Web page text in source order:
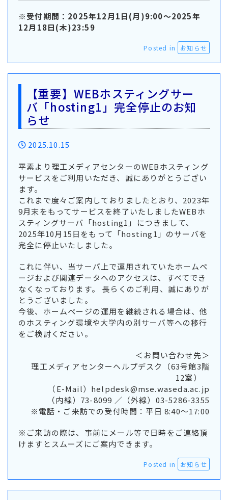
※受付期間：2025年12月1日(月)9:00～2025年
12月18日(木)23:59
Posted in お知らせ
【重要】WEBホスティングサー
バ「hosting1」完全停止のお知
らせ
2025.10.15
平素より理工メディアセンターのWEBホスティング
サービスをご利用いただき、誠にありがとうござい
ます。
これまで度々ご案内しておりましたとおり、2023年
9月末をもってサービスを終了いたしましたWEBホ
スティングサーバ「hosting1」につきまして、
2025年10月15日をもって「hosting1」のサーバを
完全に停止いたしました。
これに伴い、当サーバ上で運用されていたホームペ
ージおよび関連データへのアクセスは、すべてでき
なくなっております。 長らくのご利用、誠にありが
とうございました。
今後、ホームページの運用を継続される場合は、他
のホスティング環境や大学内の別サーバ等への移行
をご検討ください。
＜お問い合わせ先＞
理工メディアセンターヘルプデスク（63号館3階
12室）
（E-Mail） helpdesk@mse.waseda.ac.jp
（内線）73-8099 ／（外線）03-5286-3355
※電話・ご来訪での受付時間：平日 8:40～17:00
※ご来訪の際は、事前にメール等で日時をご連絡頂
けますとスムーズにご案内できます。
Posted in お知らせ